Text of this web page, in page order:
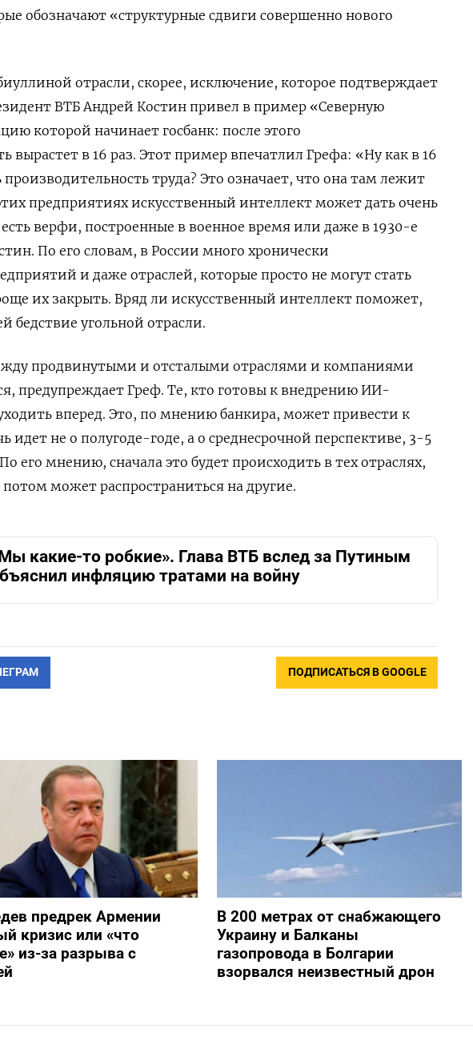
обозначают «структурные сдвиги совершенно нового
отрасли, скорее, исключение, которое подтверждает
ВТБ Андрей Костин привел в пример «Северную
которой начинает госбанк: после этого
вырастет в 16 раз. Этот пример впечатлил Грефа: «Ну как в 16
труда? Это означает, что она там лежит
предприятиях искусственный интеллект может дать очень
верфи, построенные в военное время или даже в 1930-е
По его словам, в России много хронически
и даже отраслей, которые просто не могут стать
их закрыть. Вряд ли искусственный интеллект поможет,
бедствие угольной отрасли.
продвинутыми и отсталыми отраслями и компаниями
предупреждает Греф. Те, кто готовы к внедрению ИИ-
вперед. Это, по мнению банкира, может привести к
идет не о полугоде-годе, а о среднесрочной перспективе, 3-5
его мнению, сначала это будет происходить в тех отраслях,
потом может распространиться на другие.
какие-то робкие». Глава ВТБ вслед за Путиным
инфляцию тратами на войну
ПОДПИСАТЬСЯ В GOOGLE
предрек Армении
кризис или «что
из-за разрыва с
В 200 метрах от снабжающего
Украину и Балканы
газопровода в Болгарии
взорвался неизвестный дрон